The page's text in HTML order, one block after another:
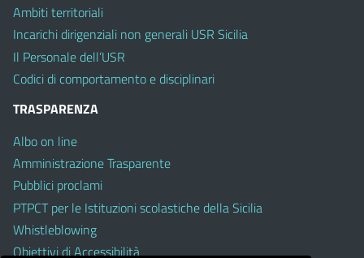
Ambiti territoriali
Incarichi dirigenziali non generali USR Sicilia
Il Personale dell’USR
Codici di comportamento e disciplinari
TRASPARENZA
Albo on line
Amministrazione Trasparente
Pubblici proclami
PTPCT per le Istituzioni scolastiche della Sicilia
Whistleblowing
Obiettivi di Accessibilità